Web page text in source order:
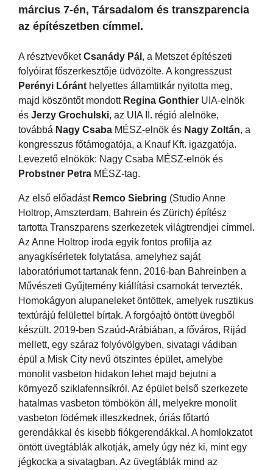
március 7-én, Társadalom és transzparencia
az építészetben címmel.
A résztvevőketCsanády Pál , a Metszet építészeti
folyóirat főszerkesztője üdvözölte. A kongresszust
Perényi Lóránt helyettes államtitkár nyitotta meg,
majd köszöntőt mondott Regina Gonthier UIA-elnök
és Jerzy Grochulski, az UIA II. régió alelnöke,
továbbá Nagy Csaba MÉSZ-elnök és Nagy Zoltán, a
kongresszus főtámogatója, a Knauf Kft. igazgatója.
Levezető elnökök: Nagy Csaba MÉSZ-elnök és
Probstner Petra MÉSZ-tag.
Az első előadást Remco Siebring (Studio Anne
Holtrop, Amszterdam, Bahrein és Zürich) építész
tartotta Transzparens szerkezetek világtrendjei címmel.
Az Anne Holtrop iroda egyik fontos profilja az
anyagkísérletek folytatása, amelyhez saját
laboratóriumot tartanak fenn. 2016-ban Bahreinben a
Művészeti Gyűjtemény kiállítási csarnokát tervezték.
Homokágyon alupaneleket öntöttek, amelyek rusztikus
textúrájú felülettel bírtak. A forgóajtó öntött üvegből
készült. 2019-ben Szaúd-Arábiában, a főváros, Rijád
mellett, egy száraz folyóvölgyben, sivatagi vádiban
épül a Misk City nevű ötszintes épület, amelybe
monolit vasbeton hidakon lehet majd bejutni a
környező sziklafennsíkról. Az épület belső szerkezete
hatalmas vasbeton tömbökön áll, melyekre monolit
vasbeton födémek illeszkednek, óriás főtartó
gerendákkal és kisebb fiókgerendákkal. A homlokzatot
öntött üvegtáblák alkotják, amely úgy néz ki, mint egy
jégkocka a sivatagban. Az üvegtáblák mind az